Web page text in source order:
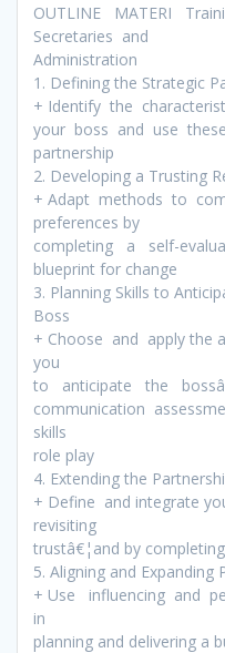
OUTLINE MATERI
Secretaries and
Administration
1. Defining the Strategic
+ Identify the
your boss and use
partnership
2. Developing a Trusting
+ Adapt methods to
preferences by
completing a self-
blueprint for change
3. Planning Skills to
Boss
+ Choose and apply the
you
to anticipate the
communication
skills
role play
4. Extending the
+ Define and integrate
revisiting
trustâ€¦and by
5. Aligning and Expanding
+ Use influencing and
in
planning and delivering a